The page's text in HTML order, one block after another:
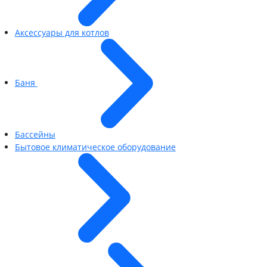
Аксессуары для котлов
Баня
Бассейны
Бытовое климатическое оборудование